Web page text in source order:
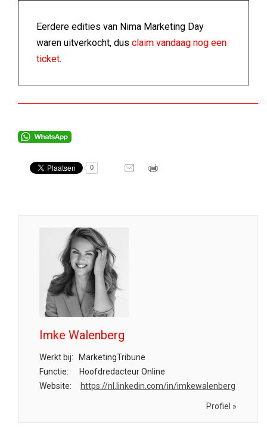
Eerdere edities van Nima Marketing Day
waren uitverkocht, dus claim vandaag nog een
ticket.
0
Imke Walenberg
Werkt bij:
MarketingTribune
Functie:
Hoofdredacteur Online
Website:
https://nl.linkedin.com/in/imkewalenberg
Profiel »